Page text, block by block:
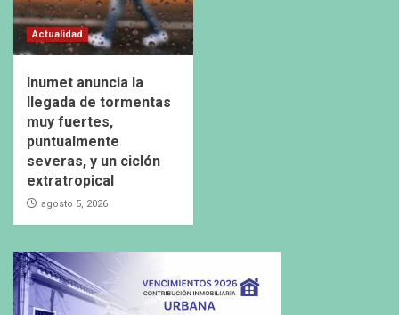
Actualidad
Inumet anuncia la
llegada de tormentas
muy fuertes,
puntualmente
severas, y un ciclón
extratropical
agosto 5, 2026